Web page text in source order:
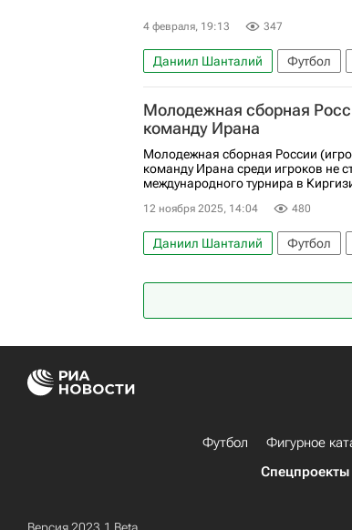
4 февраля, 19:13 347
Даниил Шанталий Футбол
Ростов
РПЛ 2026-2027
Молодежная сборная
команду Ирана
Молодежная сборная России
команду Ирана среди игроков не
международного турнира в
12 ноября 2025, 14:04 480
Даниил Шанталий Футбол
Футбол Фигурное
Спецпроекты